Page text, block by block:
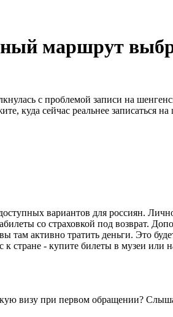
маршрут
с проблемой записи на
куда сейчас реальнее
вариантов для россиян.
со страховкой под возврат.
там активно тратить деньги. Это
к стране - купите билеты в музеи или
визу при первом обращении?